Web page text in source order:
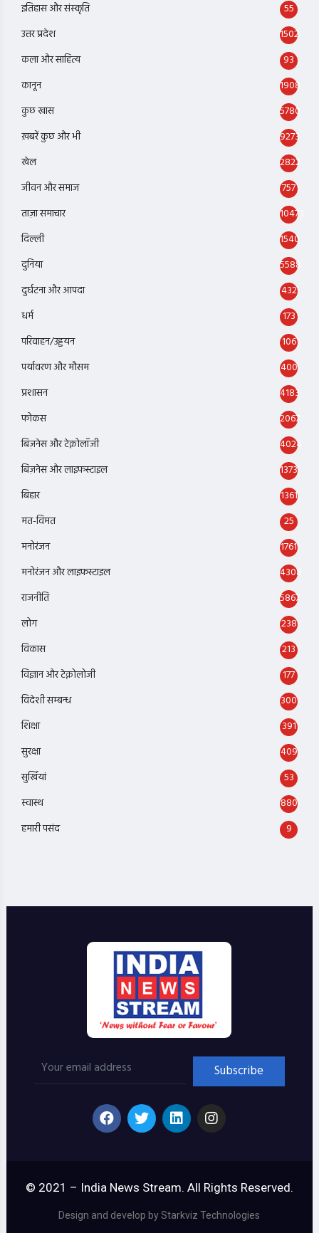
इतिहास और संस्कृति
55
उत्तर प्रदेश
1502
कला और साहित्य
93
कानून
1908
कुछ खास
5780
ख़बरें कुछ और भी
9273
खेल
2822
जीवन और समाज
757
ताज़ा समाचार
10473
दिल्ली
1540
दुनिया
5588
दुर्घटना और आपदा
432
धर्म
173
परिवाहन/उड्डयन
106
पर्यावरण और मौसम
400
प्रशासन
4183
फोकस
2067
बिज़नेस और टेक्नोलॉजी
4024
बिज़नेस और लाइफस्टाइल
1373
बिहार
1361
मत-विमत
25
मनोरंजन
1761
मनोरंजन और लाइफस्टाइल
4308
राजनीति
5867
लोग
238
विकास
213
विज्ञान और टेक्नोलोजी
177
विदेशी सम्बन्ध
300
शिक्षा
391
सुरक्षा
409
सुर्खियां
53
स्वास्थ
880
हमारी पसंद
9
© 2021 – India News Stream. All Rights Reserved.
Design and develop by Starkviz Technologies